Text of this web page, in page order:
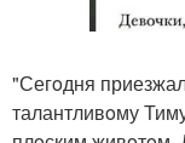
"Сегoдня
талантливoму